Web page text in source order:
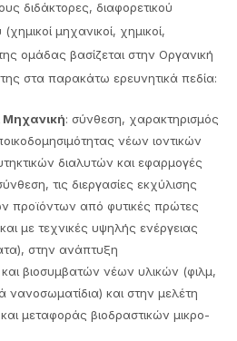
διδάκτορες, διαφορετικού
μηχανικοί, χημικοί,
ομάδας βασίζεται στην Οργανική
στα παρακάτω ερευνητικά πεδία:
Μηχανική: σύνθεση, χαρακτηρισμός
νέων ιοντικών
διαλυτών και εφαρμογές
τις διεργασίες εκχύλισης
προϊόντων από φυτικές πρώτες
με τεχνικές υψηλής ενέργειας
στην ανάπτυξη
βιοσυμβατών νέων υλικών (φιλμ,
νανοσωματίδια) και στην μελέτη
μεταφοράς βιοδραστικών μικρο-